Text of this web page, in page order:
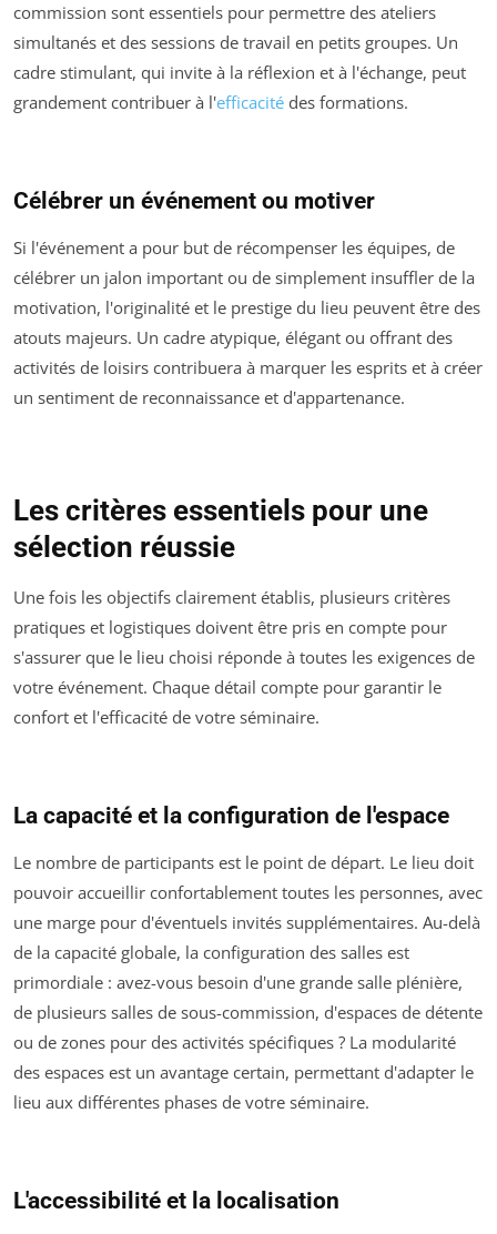
commission sont essentiels pour permettre des ateliers
simultanés et des sessions de travail en petits groupes. Un
cadre stimulant, qui invite à la réflexion et à l'échange, peut
grandement contribuer à l'efficacité des formations.
Célébrer un événement ou motiver
Si l'événement a pour but de récompenser les équipes, de
célébrer un jalon important ou de simplement insuffler de la
motivation, l'originalité et le prestige du lieu peuvent être des
atouts majeurs. Un cadre atypique, élégant ou offrant des
activités de loisirs contribuera à marquer les esprits et à créer
un sentiment de reconnaissance et d'appartenance.
Les critères essentiels pour une
sélection réussie
Une fois les objectifs clairement établis, plusieurs critères
pratiques et logistiques doivent être pris en compte pour
s'assurer que le lieu choisi réponde à toutes les exigences de
votre événement. Chaque détail compte pour garantir le
confort et l'efficacité de votre séminaire.
La capacité et la configuration de l'espace
Le nombre de participants est le point de départ. Le lieu doit
pouvoir accueillir confortablement toutes les personnes, avec
une marge pour d'éventuels invités supplémentaires. Au-delà
de la capacité globale, la configuration des salles est
primordiale : avez-vous besoin d'une grande salle plénière,
de plusieurs salles de sous-commission, d'espaces de détente
ou de zones pour des activités spécifiques ? La modularité
des espaces est un avantage certain, permettant d'adapter le
lieu aux différentes phases de votre séminaire.
L'accessibilité et la localisation